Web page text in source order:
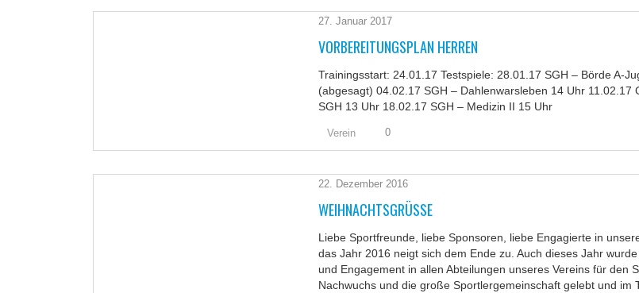
27. Januar 2017
VORBEREITUNGSPLAN HERREN
Trainingsstart: 24.01.17 Testspiele: 28.01.17 SGH – Börde A-
(abgesagt) 04.02.17 SGH – Dahlenwarsleben 14 Uhr 11.02.17
SGH 13 Uhr 18.02.17 SGH – Medizin II 15 Uhr
Verein 0
22. Dezember 2016
WEIHNACHTSGRÜSSE
Liebe Sportfreunde, liebe Sponsoren, liebe Engagierte in
das Jahr 2016 neigt sich dem Ende zu. Auch dieses Jahr
und Engagement in allen Abteilungen unseres Vereins für den
Nachwuchs und die große Sportlergemeinschaft gelebt und im